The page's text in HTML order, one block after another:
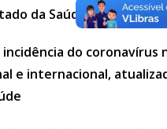
da Saúde do
do coronavírus
e internacional,